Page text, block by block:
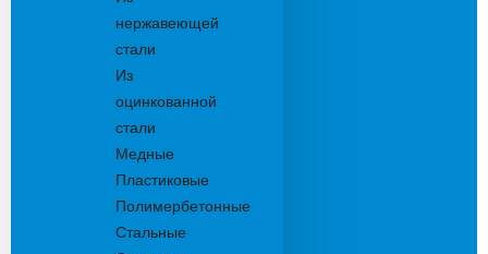
нержавеющей
стали
Из
оцинкованной
стали
Медные
Пластиковые
Полимербетонные
Стальные